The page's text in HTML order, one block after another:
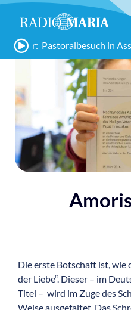
Uhr: Pastoralbesuch in Assisi
Die erste Botschaft ist, wie
der Liebe“. Dieser – im
Titel – wird im Zuge des
Weise ausgefaltet. Das